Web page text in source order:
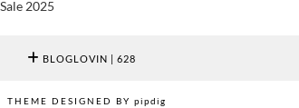
BLOGLOVIN | 628
THEME DESIGNED BY pipdig